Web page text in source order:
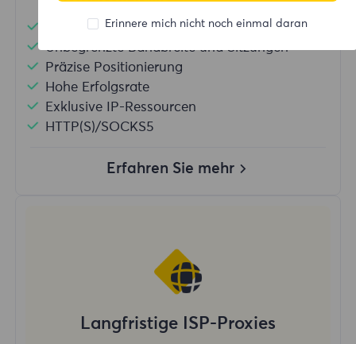
Erweiterte statische IP
Unbegrenzte Bandbreite und Sitzungen
Präzise Positionierung
Hohe Erfolgsrate
Exklusive IP-Ressourcen
HTTP(S)/SOCKS5
Erfahren Sie mehr
Langfristige ISP-Proxies
Erinnere mich nicht noch einmal daran